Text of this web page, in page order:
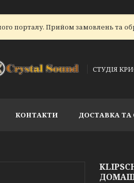
порталу. Прийом замовлень та
СТУДІЯ
КОНТАКТИ ДОСТАВКА ТА